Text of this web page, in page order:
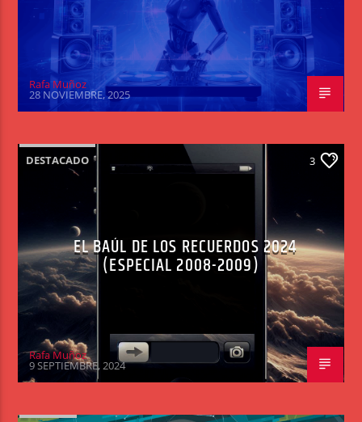
Rafa Muñoz
28 NOVIEMBRE, 2025
DESTACADO 3
EL BAÚL DE LOS RECUERDOS 2024
(ESPECIAL 2008-2009)
Rafa Muñoz
9 SEPTIEMBRE, 2024